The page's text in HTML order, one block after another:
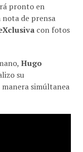
pronto en
nota de prensa
con fotos
Hugo
su
manera simúltanea